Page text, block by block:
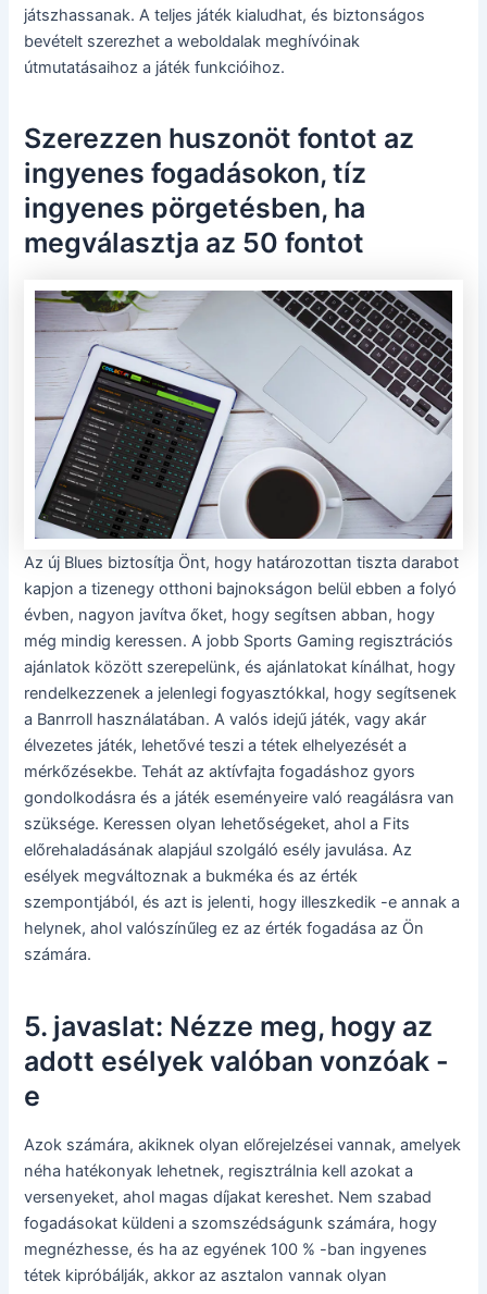
játszhassanak. A teljes játék kialudhat, és biztonságos
bevételt szerezhet a weboldalak meghívóinak
útmutatásaihoz a játék funkcióihoz.
Szerezzen huszonöt fontot az
ingyenes fogadásokon, tíz
ingyenes pörgetésben, ha
megválasztja az 50 fontot
Az új Blues biztosítja Önt, hogy határozottan tiszta darabot
kapjon a tizenegy otthoni bajnokságon belül ebben a folyó
évben, nagyon javítva őket, hogy segítsen abban, hogy
még mindig keressen. A jobb Sports Gaming regisztrációs
ajánlatok között szerepelünk, és ajánlatokat kínálhat, hogy
rendelkezzenek a jelenlegi fogyasztókkal, hogy segítsenek
a Banrroll használatában. A valós idejű játék, vagy akár
élvezetes játék, lehetővé teszi a tétek elhelyezését a
mérkőzésekbe. Tehát az aktívfajta fogadáshoz gyors
gondolkodásra és a játék eseményeire való reagálásra van
szüksége. Keressen olyan lehetőségeket, ahol a Fits
előrehaladásának alapjául szolgáló esély javulása. Az
esélyek megváltoznak a bukméka és az érték
szempontjából, és azt is jelenti, hogy illeszkedik -e annak a
helynek, ahol valószínűleg ez az érték fogadása az Ön
számára.
5. javaslat: Nézze meg, hogy az
adott esélyek valóban vonzóak -
e
Azok számára, akiknek olyan előrejelzései vannak, amelyek
néha hatékonyak lehetnek, regisztrálnia kell azokat a
versenyeket, ahol magas díjakat kereshet. Nem szabad
fogadásokat küldeni a szomszédságunk számára, hogy
megnézhesse, és ha az egyének 100 % -ban ingyenes
tétek kipróbálják, akkor az asztalon vannak olyan